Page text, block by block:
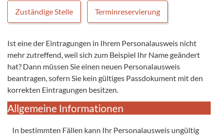
Zuständige Stelle Terminreservierung
Ist eine der Eintragungen in Ihrem Personalausweis nicht
mehr zutreffend, weil sich zum Beispiel Ihr Name geändert
hat? Dann müssen Sie einen neuen Personalausweis
beantragen, sofern Sie kein gültiges Passdokument mit den
korrekten Eintragungen besitzen.
Allgemeine Informationen
In bestimmten Fällen kann Ihr Personalausweis ungültig